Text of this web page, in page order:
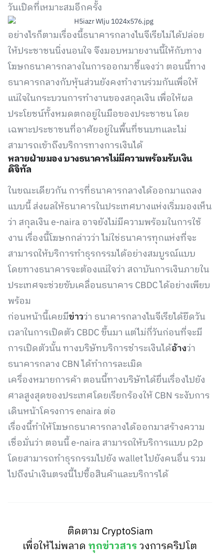
วันเปิดที่เหมาะสมอีกครั้ง
อย่างไรก็ตามเรื่องนี้ธนาคารกลางไนจีเรียไม่ได้ปล่อย
ให้ประชาชนนิ่งนอนใจ จึงมอบหมายงานนี้ให้กับทาง
โฆษกธนาคารกลางในการออกมาชี้แจงว่า ตอนนี้ทาง
ธนาคารกลางกับหุ้นส่วนยังคงทำงานร่วมกันเพื่อให้
แน่ใจในกระบวนการทำงานของสกุลเงิน เพื่อให้ผล
ประโยชน์ทั้งหมดตกอยู่ในมือของประชาชน โดย
เฉพาะประชาชนที่อาศัยอยู่ในพื้นที่ชนบทและไม่
สามารถเข้าถึงบริการทางการเงินได้
หลายฝ่ายมอง บางธนาคารไม่มีความพร้อมรับเงิน
ดิจิทัล
ในขณะเดียวกัน การที่ธนาคารกลางได้ออกมาแถลง
แบบนี้ ส่งผลให้ธนาคารในประเทศบางแห่งเริ่มมองเห็น
ว่า สกุลเงิน e-naira อาจยังไม่มีความพร้อมในการใช้
งาน เรื่องนี้โฆษกกล่าวว่า ไม่ใช่ธนาคารทุกแห่งที่จะ
สามารถให้บริการทำธุรกรรมได้อย่างสมบูรณ์แบบ
โดยทางธนาคารจะต้องแน่ใจว่า สถาบันการเงินภายใน
ประเทศจะช่วยขับเคลื่อนธนาคาร CBDC ได้อย่างเพียบ
พร้อม
ก่อนหน้านี้เคยมีข่าวว่า ธนาคารกลางไนจีเรียได้ยึดวัน
เวลาในการเปิดตัว CBDC ขึ้นมา แต่ไม่กี่วันก่อนที่จะมี
การเปิดตัวนั้น ทางบริษัทบริการชำระเงินได้อ้างว่า
ธนาคารกลาง CBN ได้ทำการละเมิด
เครื่องหมายการค้า ตอนนี้ทางบริษัทได้ยื่นเรื่องไปยัง
ศาลสูงสุดของประเทศโดยเรียกร้องให้ CBN ระงับการ
เดินหน้าโครงการ enaira ต่อ
เรื่องนี้ทำให้โฆษกธนาคารกลางได้ออกมาสร้างความ
เชื่อมั่นว่า ตอนนี้ e-naira สามารถให้บริการแบบ p2p
โดยสามารถทำธุรกรรมไปยัง wallet ไปยังคนอื่น รวม
ไปถึงนำเงินตรงนี้ไปซื้อสินค้าและบริการได้
ติดตาม CryptoSiam
เพื่อให้ไม่พลาดทุกข่าวสารวงการคริปโต